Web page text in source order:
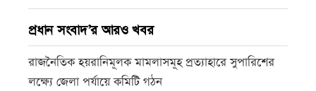
প্রধান সংবাদ’র আরও খবর
রাজনৈতিক হয়রানিমূলক মামলাসমূহ প্রত্যাহারে সুপারিশের
লক্ষ্যে জেলা পর্যায়ে কমিটি গঠন